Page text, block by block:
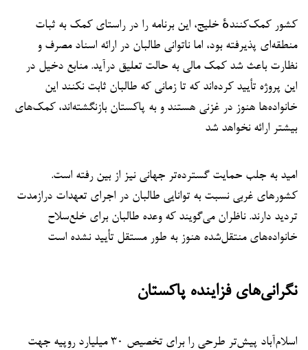
کشور کمک‌کنندهٔ خلیج، این برنامه را در راستای کمک به ثبات
منطقه‌ای پذیرفته بود، اما ناتوانی طالبان در ارائه اسناد مصرف و
نظارت باعث شد کمک مالی به حالت تعلیق درآید. منابع دخیل در
این پروژه تأیید کرده‌اند که تا زمانی که طالبان ثابت نکنند این
خانواده‌ها هنوز در غزنی هستند و به پاکستان بازنگشته‌اند، کمک‌های
بیشتر ارائه نخواهد شد
امید به جلب حمایت گسترده‌تر جهانی نیز از بین رفته است.
کشورهای غربی نسبت به توانایی طالبان در اجرای تعهدات درازمدت
تردید دارند. ناظران می‌گویند که وعده طالبان برای خلع‌سلاح
خانواده‌های منتقل‌شده هنوز به طور مستقل تأیید نشده است
نگرانی‌های فزاینده پاکستان
اسلام‌آباد پیش‌تر طرحی را برای تخصیص ۳۰ میلیارد روپیه جهت